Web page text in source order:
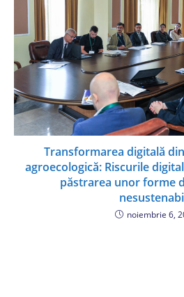
Transformarea digitală
agroecologică: Riscurile
păstrarea unor forme
noiembrie 6,